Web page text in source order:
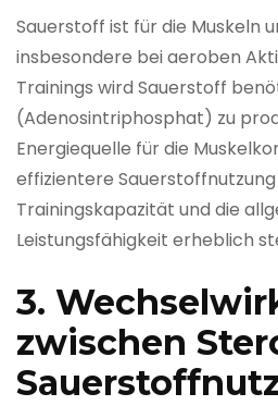
Sauerstoff ist für die Muskeln
insbesondere bei aeroben
Trainings wird Sauerstoff
(Adenosintriphosphat) zu
Energiequelle für die
effizientere
Trainingskapazität und die
Leistungsfähigkeit erheblich
3.
zwischen